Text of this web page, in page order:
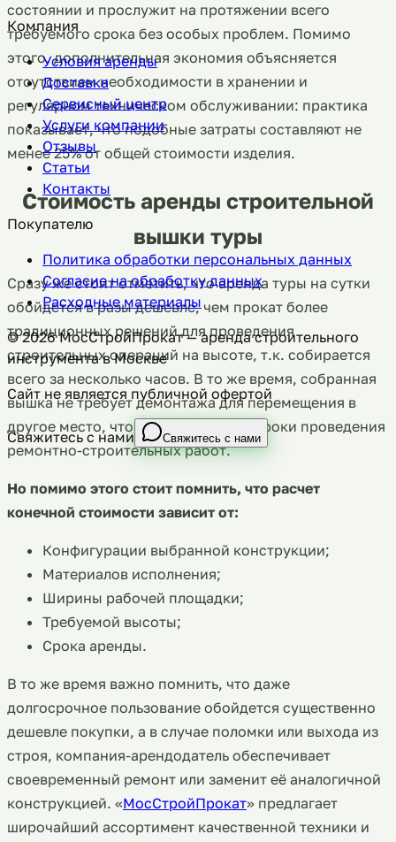
состоянии и прослужит на протяжении всего
требуемого срока без особых проблем. Помимо
этого, дополнительная экономия объясняется
отсутствием необходимости в хранении и
регулярном техническом обслуживании: практика
показывает, что подобные затраты составляют не
менее 25% от общей стоимости изделия.
Стоимость аренды строительной
вышки туры
Сразу же стоит отметить, что аренда туры на сутки
обойдется в разы дешевле, чем прокат более
традиционных решений для проведения
строительных операций на высоте, т.к. собирается
всего за несколько часов. В то же время, собранная
вышка не требует демонтажа для перемещения в
другое место, что также влияет на сроки проведения
ремонтно-строительных работ.
Но помимо этого стоит помнить, что расчет
конечной стоимости зависит от:
Конфигурации выбранной конструкции;
Материалов исполнения;
Ширины рабочей площадки;
Требуемой высоты;
Срока аренды.
В то же время важно помнить, что даже
долгосрочное пользование обойдется существенно
дешевле покупки, а в случае поломки или выхода из
строя, компания-арендодатель обеспечивает
своевременный ремонт или заменит её аналогичной
конструкцией. «МосСтройПрокат» предлагает
широчайший ассортимент качественной техники и
Компания
Условия аренды
Доставка
Сервисный центр
Услуги компании
Отзывы
Статьи
Контакты
Покупателю
Политика обработки персональных данных
Согласие на обработку данных
Расходные материалы
©2026МосСтройПрокат — аренда строительного
инструмента в Москве
Сайт не является публичной офертой
Свяжитесь с нами Свяжитесь с нами